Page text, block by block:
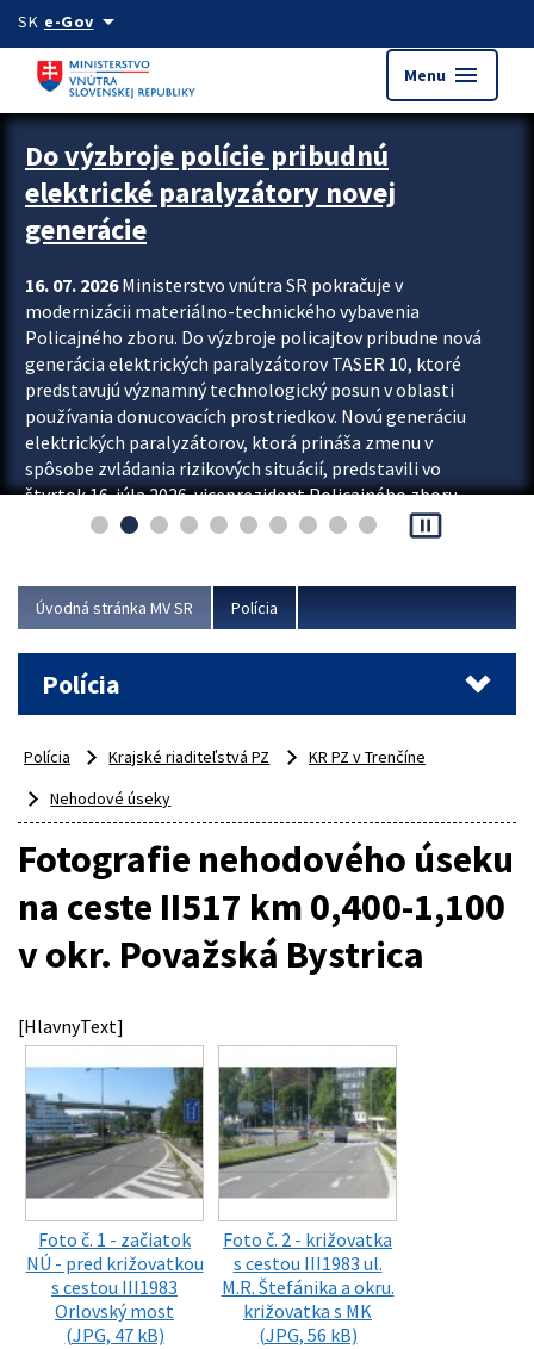
Preskocit na hlavný obsah
SK e-Govarrow_drop_down
Menu menu
Zastavit automatický posun upútavok
Do výzbroje polície pribudnú
elektrické paralyzátory novej
generácie
16. 07. 2026Ministerstvo vnútra SR pokračuje v
modernizácii materiálno-technického vybavenia
Policajného zboru. Do výzbroje policajtov pribudne nová
generácia elektrických paralyzátorov TASER 10, ktoré
predstavujú významný technologický posun v oblasti
používania donucovacích prostriedkov. Novú generáciu
elektrických paralyzátorov, ktorá prináša zmenu v
spôsobe zvládania rizikových situácií, predstavili vo
štvrtok 16. júla 2026 viceprezident Policajného zboru
Rastislav Polakovič a riaditeľ odboru výcviku...
pause_presentation
Úvodná stránka MV SR Polícia
Polícia
Polícia Krajské riaditeľstvá PZ
KR PZ v Trenčíne
Nehodové úseky
Fotografie nehodového úseku
na ceste II517 km 0,400-1,100
v okr. Považská Bystrica
[HlavnyText]
Foto č. 1 - začiatok
NÚ - pred križovatkou
s cestou III1983
Orlovský most
(JPG, 47 kB)
Foto č. 2 - križovatka
s cestou III1983 ul.
M.R. Štefánika a okru.
križovatka s MK
(JPG, 56 kB)